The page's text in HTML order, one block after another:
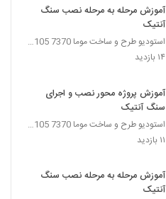
آموزش مرحله به مرحله نصب سنگ
آنتیک
استودیو طرح و ساخت موما 7370 7105-021
۱۴ بازدید
آموزش پروژه محور نصب و اجرای
سنگ آنتیک
استودیو طرح و ساخت موما 7370 7105-021
۱۱ بازدید
آموزش مرحله به مرحله نصب سنگ
آنتیک